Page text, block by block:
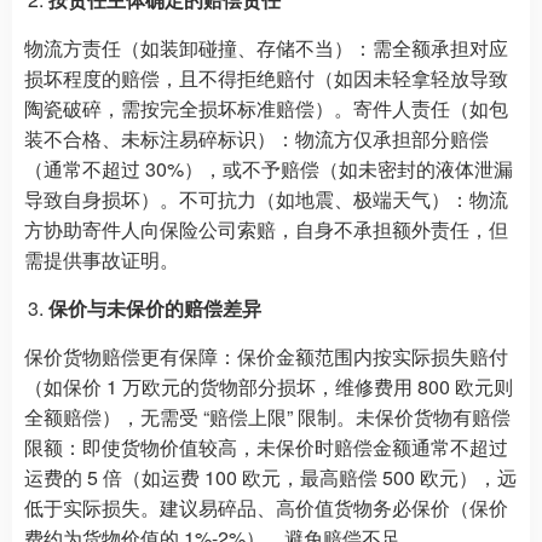
物流方责任（如装卸碰撞、存储不当）：需全额承担对应
损坏程度的赔偿，且不得拒绝赔付（如因未轻拿轻放导致
陶瓷破碎，需按完全损坏标准赔偿）。寄件人责任（如包
装不合格、未标注易碎标识）：物流方仅承担部分赔偿
（通常不超过 30%），或不予赔偿（如未密封的液体泄漏
导致自身损坏）。不可抗力（如地震、极端天气）：物流
方协助寄件人向保险公司索赔，自身不承担额外责任，但
需提供事故证明。
保价与未保价的赔偿差异
保价货物赔偿更有保障：保价金额范围内按实际损失赔付
（如保价 1 万欧元的货物部分损坏，维修费用 800 欧元则
全额赔偿），无需受 “赔偿上限” 限制。未保价货物有赔偿
限额：即使货物价值较高，未保价时赔偿金额通常不超过
运费的 5 倍（如运费 100 欧元，最高赔偿 500 欧元），远
低于实际损失。建议易碎品、高价值货物务必保价（保价